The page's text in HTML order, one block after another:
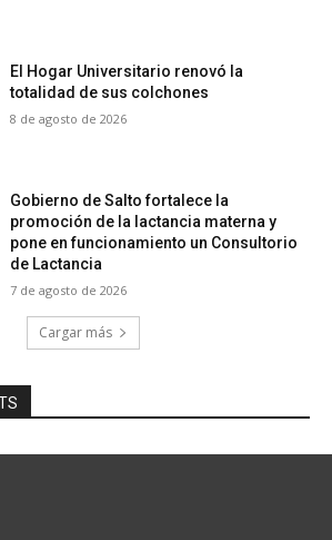
El Hogar Universitario renovó la
totalidad de sus colchones
8 de agosto de 2026
Gobierno de Salto fortalece la
promoción de la lactancia materna y
pone en funcionamiento un Consultorio
de Lactancia
7 de agosto de 2026
Cargar más